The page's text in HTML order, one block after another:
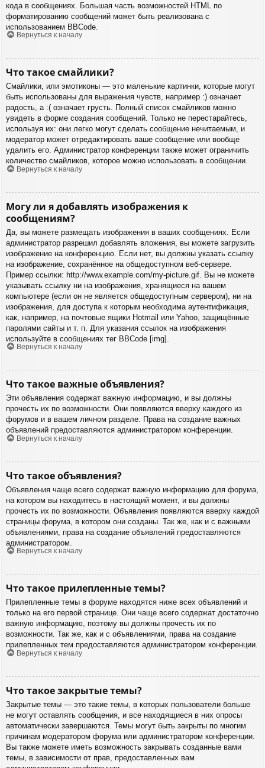
кода в сообщениях. Большая часть возможностей HTML по
форматированию сообщений может быть реализована с
использованием BBCode.
Вернуться к началу
Что такое смайлики?
Смайлики, или эмотиконы — это маленькие картинки, которые могут
быть использованы для выражения чувств, например :) означает
радость, а :( означает грусть. Полный список смайликов можно
увидеть в форме создания сообщений. Только не перестарайтесь,
используя их: они легко могут сделать сообщение нечитаемым, и
модератор может отредактировать ваше сообщение или вообще
удалить его. Администратор конференции также может ограничить
количество смайликов, которое можно использовать в сообщении.
Вернуться к началу
Могу ли я добавлять изображения к
сообщениям?
Да, вы можете размещать изображения в ваших сообщениях. Если
администратор разрешил добавлять вложения, вы можете загрузить
изображение на конференцию. Если нет, вы должны указать ссылку
на изображение, сохранённое на общедоступном веб-сервере.
Пример ссылки: http://www.example.com/my-picture.gif. Вы не можете
указывать ссылку ни на изображения, хранящиеся на вашем
компьютере (если он не является общедоступным сервером), ни на
изображения, для доступа к которым необходима аутентификация,
как, например, на почтовые ящики Hotmail или Yahoo, защищённые
паролями сайты и т. п. Для указания ссылок на изображения
используйте в сообщениях тег BBCode [img].
Вернуться к началу
Что такое важные объявления?
Эти объявления содержат важную информацию, и вы должны
прочесть их по возможности. Они появляются вверху каждого из
форумов и в вашем личном разделе. Права на создание важных
объявлений предоставляются администратором конференции.
Вернуться к началу
Что такое объявления?
Объявления чаще всего содержат важную информацию для форума,
на котором вы находитесь в настоящий момент, и вы должны
прочесть их по возможности. Объявления появляются вверху каждой
страницы форума, в котором они созданы. Так же, как и с важными
объявлениями, права на создание объявлений предоставляются
администратором.
Вернуться к началу
Что такое прилепленные темы?
Прилепленные темы в форуме находятся ниже всех объявлений и
только на его первой странице. Они чаще всего содержат достаточно
важную информацию, поэтому вы должны прочесть их по
возможности. Так же, как и с объявлениями, права на создание
прилепленных тем предоставляются администратором конференции.
Вернуться к началу
Что такое закрытые темы?
Закрытые темы — это такие темы, в которых пользователи больше
не могут оставлять сообщения, и все находящиеся в них опросы
автоматически завершаются. Темы могут быть закрыты по многим
причинам модератором форума или администратором конференции.
Вы также можете иметь возможность закрывать созданные вами
темы, в зависимости от прав, предоставленных вам